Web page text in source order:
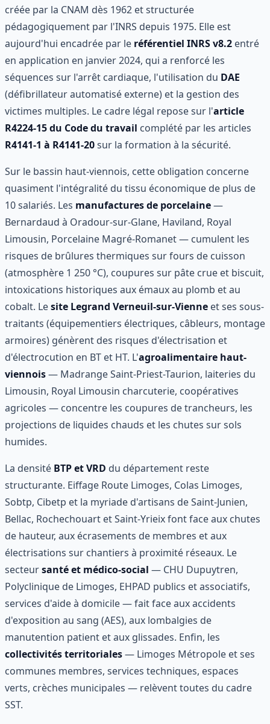
créée par la CNAM dès 1962 et structurée
pédagogiquement par l'INRS depuis 1975. Elle est
aujourd'hui encadrée par le référentiel INRS v8.2 entré
en application en janvier 2024, qui a renforcé les
séquences sur l'arrêt cardiaque, l'utilisation du DAE
(défibrillateur automatisé externe) et la gestion des
victimes multiples. Le cadre légal repose sur l'article
R4224-15 du Code du travail complété par les articles
R4141-1 à R4141-20sur la formation à la sécurité.
Sur le bassin haut-viennois, cette obligation concerne
quasiment l'intégralité du tissu économique de plus de
10 salariés. Les manufactures de porcelaine—
Bernardaud à Oradour-sur-Glane, Haviland, Royal
Limousin, Porcelaine Magré-Romanet — cumulent les
risques de brûlures thermiques sur fours de cuisson
(atmosphère 1 250 °C), coupures sur pâte crue et biscuit,
intoxications historiques aux émaux au plomb et au
cobalt. Lesite Legrand Verneuil-sur-Vienne et ses sous-
traitants (équipementiers électriques, câbleurs, montage
armoires) génèrent des risques d'électrisation et
d'électrocution en BT et HT. L'agroalimentaire haut-
viennois— Madrange Saint-Priest-Taurion, laiteries du
Limousin, Royal Limousin charcuterie, coopératives
agricoles — concentre les coupures de trancheurs, les
projections de liquides chauds et les chutes sur sols
humides.
La densité BTP et VRD du département reste
structurante. Eiffage Route Limoges, Colas Limoges,
Sobtp, Cibetp et la myriade d'artisans de Saint-Junien,
Bellac, Rochechouart et Saint-Yrieix font face aux chutes
de hauteur, aux écrasements de membres et aux
électrisations sur chantiers à proximité réseaux. Le
secteursanté et médico-social — CHU Dupuytren,
Polyclinique de Limoges, EHPAD publics et associatifs,
services d'aide à domicile — fait face aux accidents
d'exposition au sang (AES), aux lombalgies de
manutention patient et aux glissades. Enfin, les
collectivités territoriales— Limoges Métropole et ses
communes membres, services techniques, espaces
verts, crèches municipales — relèvent toutes du cadre
SST.